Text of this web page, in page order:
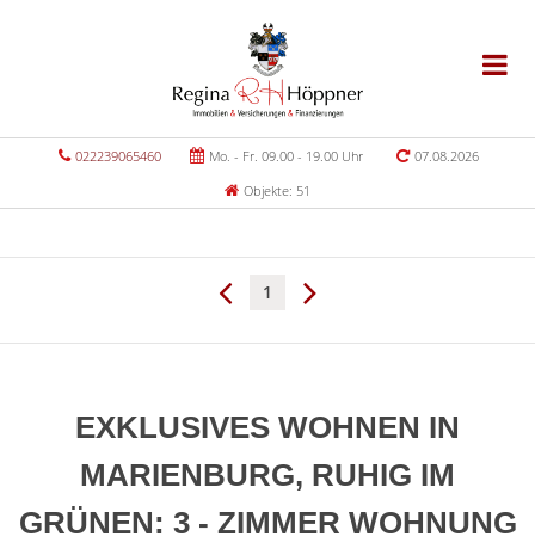
022239065460 Mo. - Fr. 09.00 - 19.00 Uhr
07.08.2026
Objekte: 51
1
EXKLUSIVES WOHNEN IN
MARIENBURG, RUHIG IM
GRÜNEN: 3 - ZIMMER WOHNUNG